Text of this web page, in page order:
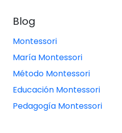
Blog
Montessori
María Montessori
Método Montessori
Educación Montessori
Pedagogía Montessori